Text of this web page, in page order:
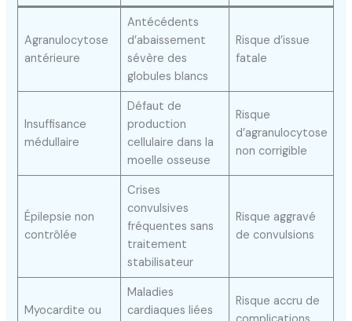
Agranulocytose
antérieure
Antécédents
d’abaissement
sévère des
globules blancs
Risque d’issue
fatale
Insuffisance
médullaire
Défaut de
production
cellulaire dans la
moelle osseuse
Risque
d’agranulocytose
non corrigible
Épilepsie non
contrôlée
Crises
convulsives
fréquentes sans
traitement
stabilisateur
Risque aggravé
de convulsions
Myocardite ou
Maladies
cardiaques liées
Risque accru de